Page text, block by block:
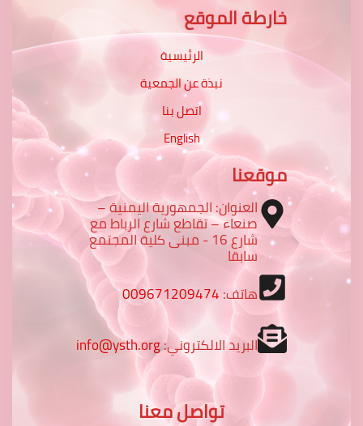
خارطة الموقع
الرئيسية
نبذة عن الجمعية
اتصل بنا
English
موقعنا
العنوان: الجمهورية اليمنية –
صنعاء – تقاطع شارع الرباط مع
شارع 16 - مبنى كلية المجتمع
سابقا
هاتف:009671209474
البريد الالكتروني:info@ysth.org
تواصل معنا